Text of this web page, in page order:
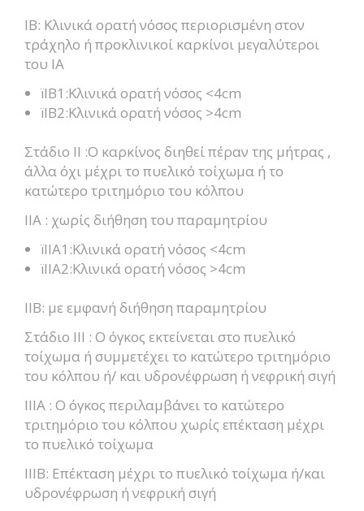
IB: Κλινικά ορατή νόσος περιορισμένη στον
τράχηλο ή προκλινικοί καρκίνοι μεγαλύτεροι
του ΙΑ
ïΙΒ1:Κλινικά ορατή νόσος <4cm
ïIB2:Κλινικά ορατή νόσος >4cm
Στάδιο ΙΙ :Ο καρκίνος διηθεί πέραν της μήτρας ,
άλλα όχι μέχρι το πυελικό τοίχωμα ή το
κατώτερο τριτημόριο του κόλπου
ΙΙΑ : χωρίς διήθηση του παραμητρίου
ïΙΙΑ1:Κλινικά ορατή νόσος <4cm
ïIIA2:Κλινικά ορατή νόσος >4cm
IIB: με εμφανή διήθηση παραμητρίου
Στάδιο ΙΙΙ : O όγκος εκτείνεται στο πυελικό
τοίχωμα ή συμμετέχει το κατώτερο τριτημόριο
του κόλπου ή/ και υδρονέφρωση ή νεφρική σιγή
ΙΙΙΑ : O όγκος περιλαμβάνει το κατώτερο
τριτημόριο του κόλπου χωρίς επέκταση μέχρι
το πυελικό τοίχωμα
ΙΙΙΒ: Eπέκταση μέχρι το πυελικό τοίχωμα ή/και
υδρονέφρωση ή νεφρική σιγή